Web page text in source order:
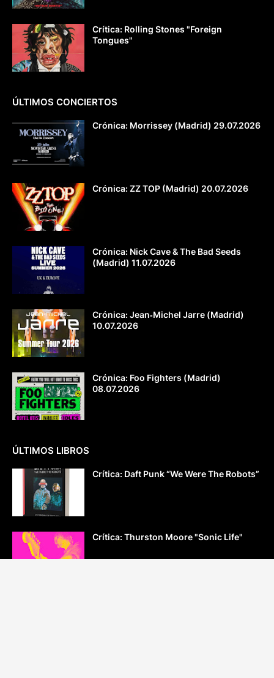
Crítica: Rolling Stones "Foreign
Tongues"
ÚLTIMOS CONCIERTOS
Crónica: Morrissey (Madrid) 29.07.2026
Crónica: ZZ TOP (Madrid) 20.07.2026
Crónica: Nick Cave & The Bad Seeds
(Madrid) 11.07.2026
Crónica: Jean‐Michel Jarre (Madrid)
10.07.2026
Crónica: Foo Fighters (Madrid)
08.07.2026
ÚLTIMOS LIBROS
Crítica: Daft Punk “We Were The Robots”
Crítica: Thurston Moore "Sonic Life"